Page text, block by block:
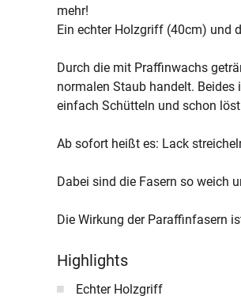
mehr!
Ein echter Holzgriff (40cm) und
Durch die mit Praffinwachs
normalen Staub handelt.
einfach Schütteln und schon
Ab sofort heißt es: Lack
Dabei sind die Fasern so weich
Die Wirkung der Paraffinfasern
Highlights
Echter Holzgriff